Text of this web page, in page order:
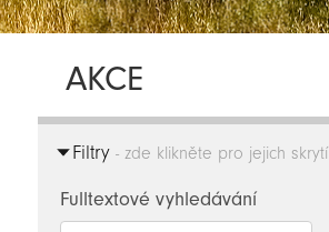
AKCE
Filtry- zde klikněte pro jejich skrytí
Fulltextové vyhledávání